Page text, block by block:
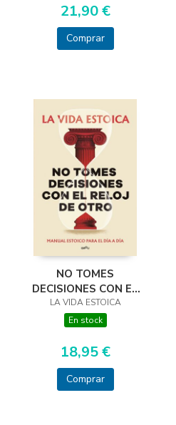
21,90 €
Comprar
NO TOMES
DECISIONES CON EL
RELOJ DE OTRO
LA VIDA ESTOICA
En stock
18,95 €
Comprar